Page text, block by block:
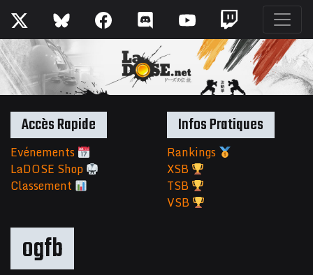
ogfb
Accès Rapide
Evénements
LaDOSE Shop
Classement
Infos Pratiques
Rankings
XSB
TSB
VSB